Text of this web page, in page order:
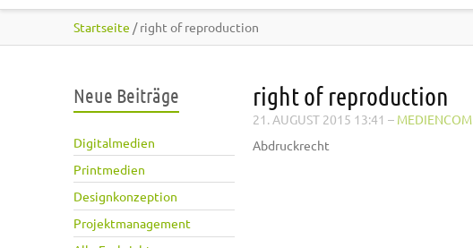
Startseite / right of reproduction
Neue Beiträge
Digitalmedien
Printmedien
Designkonzeption
Projektmanagement
right of reproduction
21. AUGUST 2015 13:41 – MEDIENCOM
Abdruckrecht